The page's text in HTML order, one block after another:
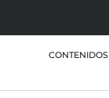
CONTENIDOS